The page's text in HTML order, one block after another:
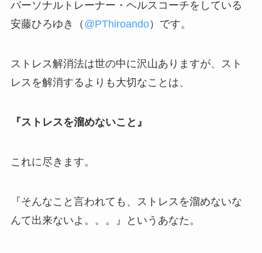
パーソナルトレーナー・ヘルスコーチをしている
安藤ひろゆき（ @PThiroando）です。
ストレス解消法は世の中に沢山ありますが、スト
レスを解消するよりも大切なことは、
『ストレスを溜めないこと』
これに尽きます。
『そんなこと言われても、ストレスを溜めないな
んて出来ないよ。。。』というあなた。